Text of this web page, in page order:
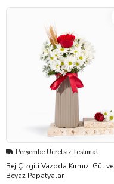
Perşembe Ücretsiz Teslimat
Bej Çizgili Vazoda Kırmızı Gül ve
Beyaz Papatyalar